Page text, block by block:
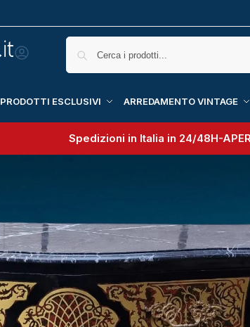
PRODOTTI ESCLUSIVI ARREDAMENTO VINTAGE
Spedizioni in Italia in 24/48H-